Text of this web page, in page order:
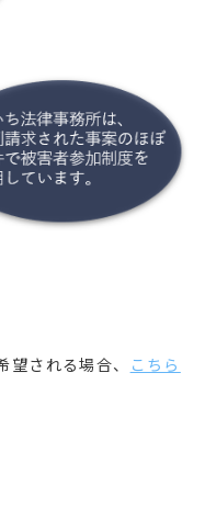
される場合、
こちら